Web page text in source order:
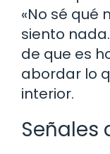
«No sé qué
siento
de que es
abordar lo
interior.
Señales